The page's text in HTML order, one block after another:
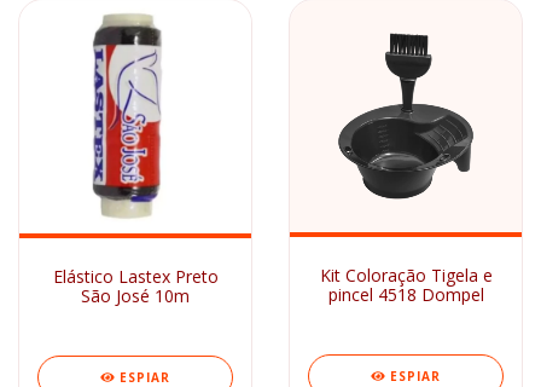
Elástico Lastex Preto
São José 10m
ESPIAR
Kit Coloração Tigela e
pincel 4518 Dompel
ESPIAR